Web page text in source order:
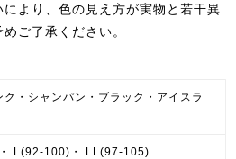
より、色の見え方が実物と若干異
ご了承ください。
ク・シャンパン・ブラック・アイスラ
L(92-100)・ LL(97-105)